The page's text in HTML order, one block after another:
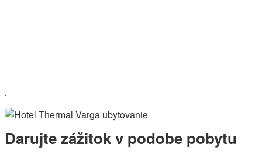
.
Darujte zážitok v podobe pobytu